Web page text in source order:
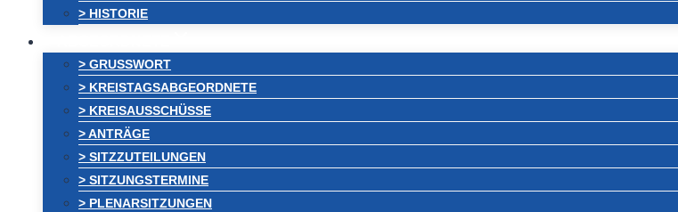
> HISTORIE
> GRUSSWORT
> KREISTAGSABGEORDNETE
> KREISAUSSCHÜSSE
> ANTRÄGE
> SITZZUTEILUNGEN
> SITZUNGSTERMINE
> PLENARSITZUNGEN